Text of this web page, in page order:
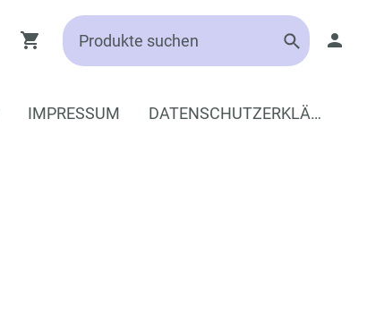
IMPRESSUM DATENSCHUTZERKLÄRUNG